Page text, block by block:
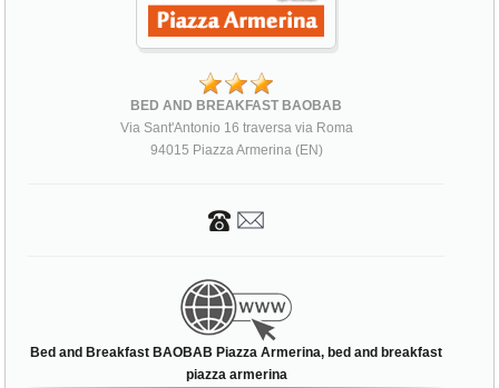
BED AND BREAKFAST BAOBAB
Via Sant'Antonio 16 traversa via Roma
94015 Piazza Armerina (EN)
Bed and Breakfast BAOBAB Piazza Armerina, bed and breakfast
piazza armerina